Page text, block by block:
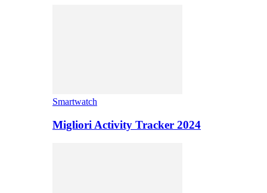
Smartwatch
Migliori Activity Tracker 2024